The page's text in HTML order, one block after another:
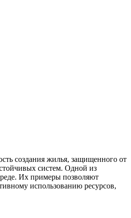
создания жилья, защищенного от
систем. Одной из
Их примеры позволяют
использованию ресурсов,